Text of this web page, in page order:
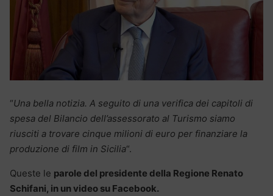
“Una bella notizia. A seguito di una verifica dei capitoli di
spesa del Bilancio dell’assessorato al Turismo siamo
riusciti a trovare cinque milioni di euro per finanziare la
produzione di film in Sicilia“.
Queste le parole del presidente della Regione Renato
Schifani, in un video su Facebook.